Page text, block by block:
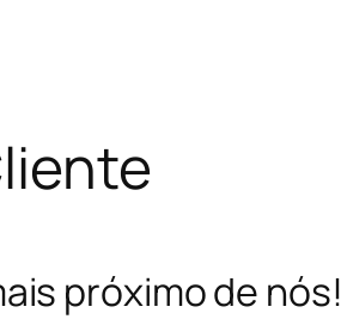
próximo de nós!